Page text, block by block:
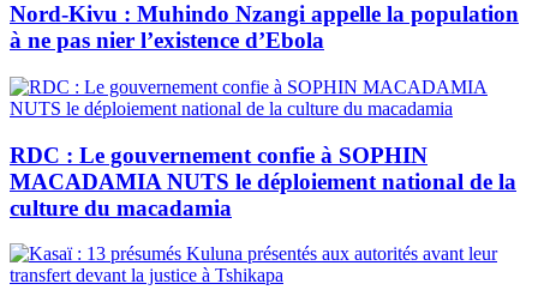
Nord-Kivu : Muhindo Nzangi appelle la population
à ne pas nier l’existence d’Ebola
RDC : Le gouvernement confie à SOPHIN
MACADAMIA NUTS le déploiement national de la
culture du macadamia